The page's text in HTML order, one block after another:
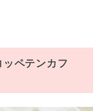
ッペテンカフ